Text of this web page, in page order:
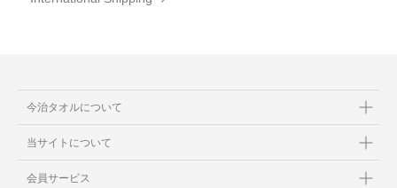
今治タオルについて
当サイトについて
会員サービス